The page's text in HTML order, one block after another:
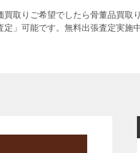
買取りご希望でしたら骨董品買取
定」可能です。無料出張査定実施中